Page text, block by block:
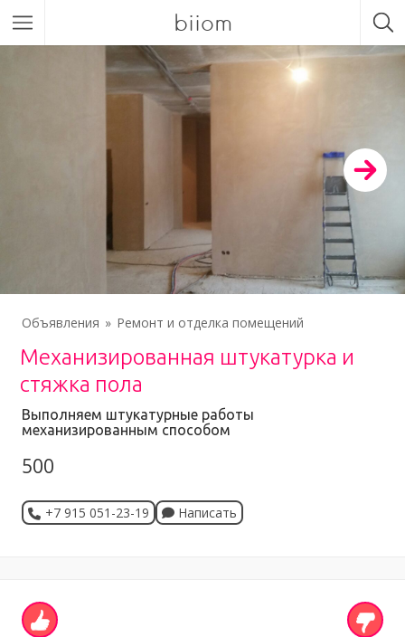
biiom
Объявления Ремонт и отделка помещений
Механизированная штукатурка и
стяжка пола
Выполняем штукатурные работы
механизированным способом
500
+7 915 051-23-19 Написать